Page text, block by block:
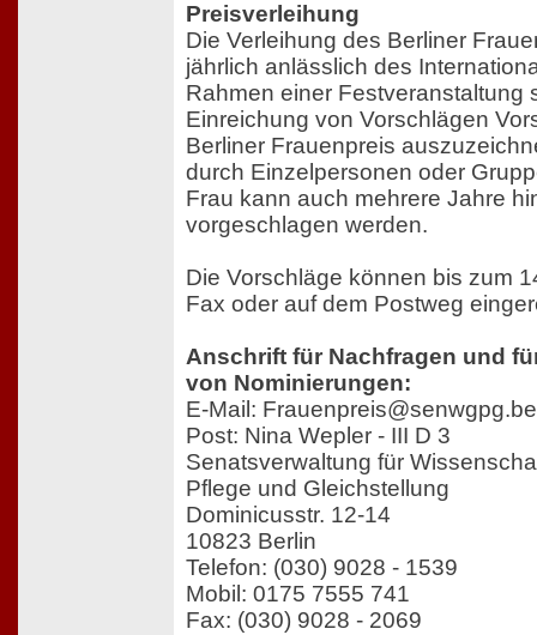
Preisverleihung
Die Verleihung des Berliner
jährlich anlässlich des
Rahmen einer Festveranstaltung
Einreichung von Vorschlägen
Berliner Frauenpreis
durch Einzelpersonen oder
Frau kann auch mehrere Jahre
vorgeschlagen werden.
Die Vorschläge können bis zum
Fax oder auf dem Postweg
Anschrift für Nachfragen und
von Nominierungen:
E-Mail:
Post: Nina Wepler - III D 3
Senatsverwaltung für
Pflege und Gleichstellung
Dominicusstr. 12-14
10823 Berlin
Telefon: (030) 9028 - 1539
Mobil: 0175 7555 741
Fax: (030) 9028 - 2069